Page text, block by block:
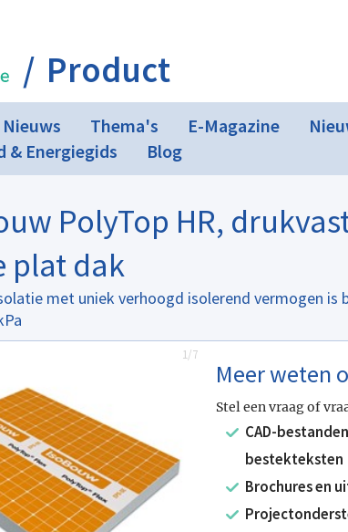
Product
Nieuws Thema's E-Magazine
& Energiegids
Blog
PolyTop HR,
plat dak
met uniek verhoogd isolerend vermogen is
1/7
Meer weten
Stel een vraag of
CAD-
bestekteksten
Brochures en